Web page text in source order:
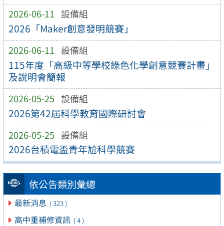
2026-06-11 設備組
2026「Maker創意發明競賽」
2026-06-11 設備組
115年度「高級中等學校綠色化學創意競賽計畫」
及說明會簡報
2026-05-25 設備組
2026第42屆科學教育國際研討會
2026-05-25 設備組
2026台積電盃青年尬科學競賽
依公告類別彙總
最新消息 ( 323 )
高中重補修資訊 ( 4 )